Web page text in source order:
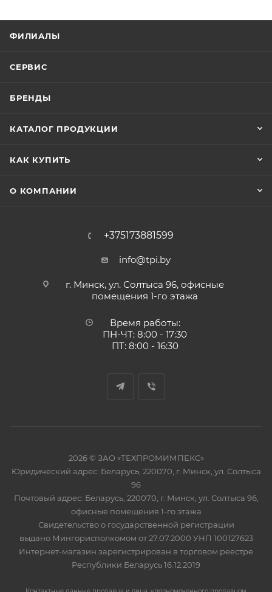
ФИЛИАЛЫ
СЕРВИС
БРЕНДЫ
КАТАЛОГ ПРОДУКЦИИ
КАК КУПИТЬ
О КОМПАНИИ
+375173881599
info@tpi.by
г. Минск, ул. Солтыса 96, офисные
помещения 1-го этажа
Время работы:
ПН-ЧТ: 8:00 - 17:30
ПТ: 8:00 - 16:30
2026 © ЗАО «ТЕХПРОМИМПЕКС»
Юридический адрес: Беларусь, 220070, г. Минск, ул. Солтыса
96
Почтовый адрес: Беларусь, 220070, г. Минск, ул. Солтыса 96,
офисные помещения 1-го этажа
Свидетельство о государственной регистрации
выдано Мингорисполкомом от 27.07.2000 УНП 100127623
Интернет-магазин зарегистрирован в торговом реестре
Республики Беларусь 16.12.2019